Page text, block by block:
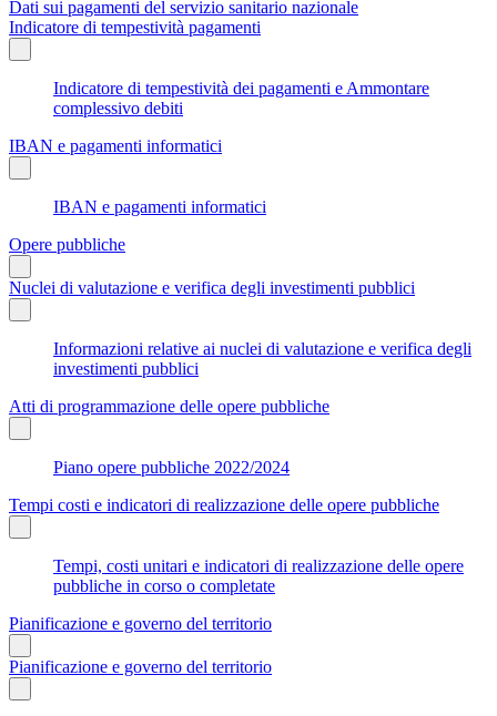
Dati sui pagamenti del servizio sanitario nazionale
Indicatore di tempestività pagamenti
Indicatore di tempestività dei pagamenti e Ammontare
complessivo debiti
IBAN e pagamenti informatici
IBAN e pagamenti informatici
Opere pubbliche
Nuclei di valutazione e verifica degli investimenti pubblici
Informazioni relative ai nuclei di valutazione e verifica degli
investimenti pubblici
Atti di programmazione delle opere pubbliche
Piano opere pubbliche 2022/2024
Tempi costi e indicatori di realizzazione delle opere pubbliche
Tempi, costi unitari e indicatori di realizzazione delle opere
pubbliche in corso o completate
Pianificazione e governo del territorio
Pianificazione e governo del territorio